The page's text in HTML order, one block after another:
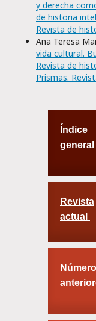
y derecha
de historia
Revista de
Ana Teresa
vida cultural.
Revista de
Prismas.
Índice
general
Revista
actual